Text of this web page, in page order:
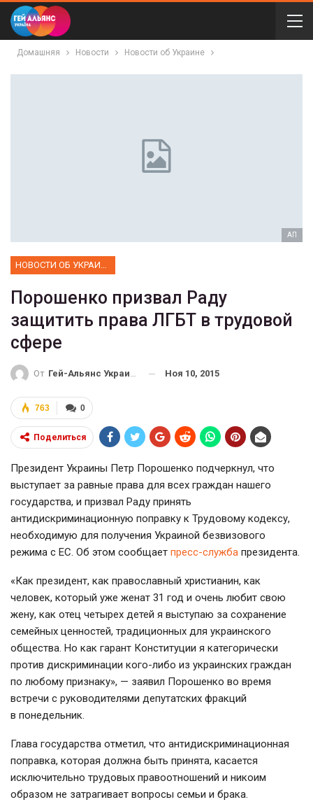
Домашняя Новости Новости об Украине
АП
Порошенко призвал Раду
защитить права ЛГБТ в трудовой
сфере
От Гей-Альянс Украина Ноя 10, 2015
0
763
Поделиться
Президент Украины Петр Порошенко подчеркнул, что
выступает за равные права для всех граждан нашего
государства, и призвал Раду принять
антидискриминационную поправку к Трудовому кодексу,
необходимую для получения Украиной безвизового
режима с ЕС. Об этом сообщает пресс-служба президента.
«Как президент, как православный христианин, как
человек, который уже женат 31 год и очень любит свою
жену, как отец четырех детей я выступаю за сохранение
семейных ценностей, традиционных для украинского
общества. Но как гарант Конституции я категорически
против дискриминации кого-либо из украинских граждан
по любому признаку», — заявил Порошенко во время
встречи с руководителями депутатских фракций
в понедельник.
Глава государства отметил, что антидискриминационная
поправка, которая должна быть принята, касается
исключительно трудовых правоотношений и никоим
образом не затрагивает вопросы семьи и брака.